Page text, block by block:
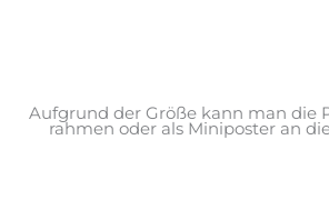
Aufgrund der Größe kann man die
rahmen oder als Miniposter an